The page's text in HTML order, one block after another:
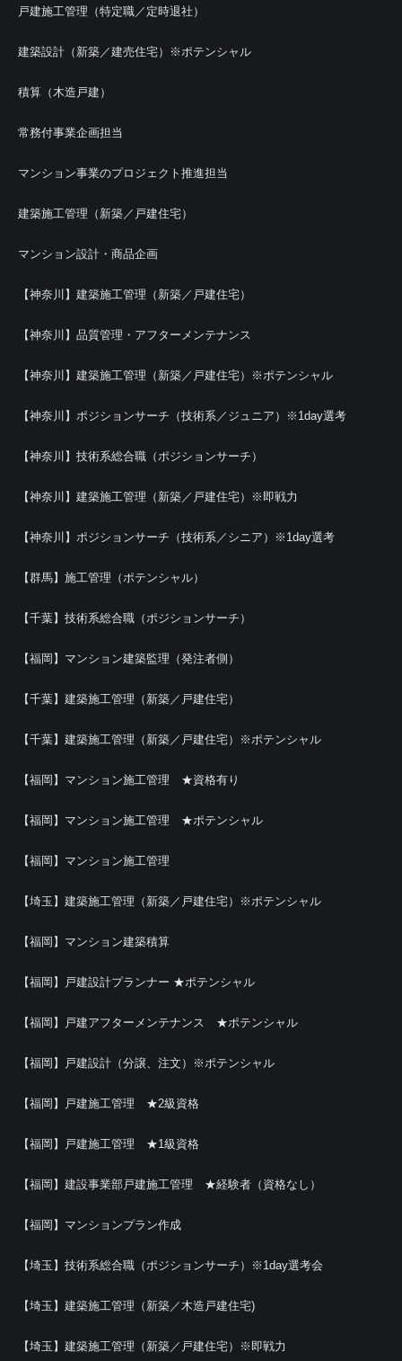
戸建施工管理（特定職／定時退社）
建築設計（新築／建売住宅）※ポテンシャル
積算（木造戸建）
常務付事業企画担当
マンション事業のプロジェクト推進担当
建築施工管理（新築／戸建住宅）
マンション設計・商品企画
【神奈川】建築施工管理（新築／戸建住宅）
【神奈川】品質管理・アフターメンテナンス
【神奈川】建築施工管理（新築／戸建住宅）※ポテンシャル
【神奈川】ポジションサーチ（技術系／ジュニア）※1day選考
【神奈川】技術系総合職（ポジションサーチ）
【神奈川】建築施工管理（新築／戸建住宅）※即戦力
【神奈川】ポジションサーチ（技術系／シニア）※1day選考
【群馬】施工管理（ポテンシャル）
【千葉】技術系総合職（ポジションサーチ）
【福岡】マンション建築監理（発注者側）
【千葉】建築施工管理（新築／戸建住宅）
【千葉】建築施工管理（新築／戸建住宅）※ポテンシャル
【福岡】マンション施工管理 ★資格有り
【福岡】マンション施工管理 ★ポテンシャル
【福岡】マンション施工管理
【埼玉】建築施工管理（新築／戸建住宅）※ポテンシャル
【福岡】マンション建築積算
【福岡】戸建設計プランナー ★ポテンシャル
【福岡】戸建アフターメンテナンス ★ポテンシャル
【福岡】戸建設計（分譲、注文）※ポテンシャル
【福岡】戸建施工管理 ★2級資格
【福岡】戸建施工管理 ★1級資格
【福岡】建設事業部戸建施工管理 ★経験者（資格なし）
【福岡】マンションプラン作成
【埼玉】技術系総合職（ポジションサーチ）※1day選考会
【埼玉】建築施工管理（新築／木造戸建住宅)
【埼玉】建築施工管理（新築／戸建住宅）※即戦力